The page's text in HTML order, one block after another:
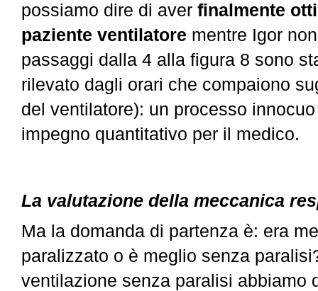
possiamo dire di aver finalmente
paziente ventilatore mentre Igor
passaggi dalla 4 alla figura 8 sono
rilevato dagli orari che compaiono
del ventilatore): un processo
impegno quantitativo per il medico.
La valutazione della meccanica
Ma la domanda di partenza è: era
paralizzato o è meglio senza
ventilazione senza paralisi abbiamo